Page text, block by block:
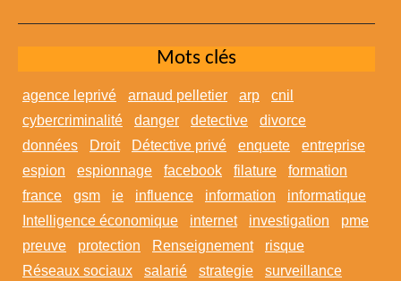
Mots clés
agence leprivé arnaud pelletier arp
cnil
cybercriminalité
danger detective
divorce
données
Droit Détective privé enquete
entreprise
espion
espionnage facebook filature
formation
france
gsm ie influence information
informatique
Intelligence économique
internet investigation
pme
preuve
protection Renseignement
risque
Réseaux sociaux
salarié strategie surveillance